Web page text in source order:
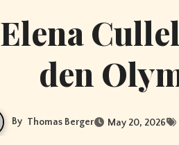
Elena
den
By Thomas Berger May 20, 2026